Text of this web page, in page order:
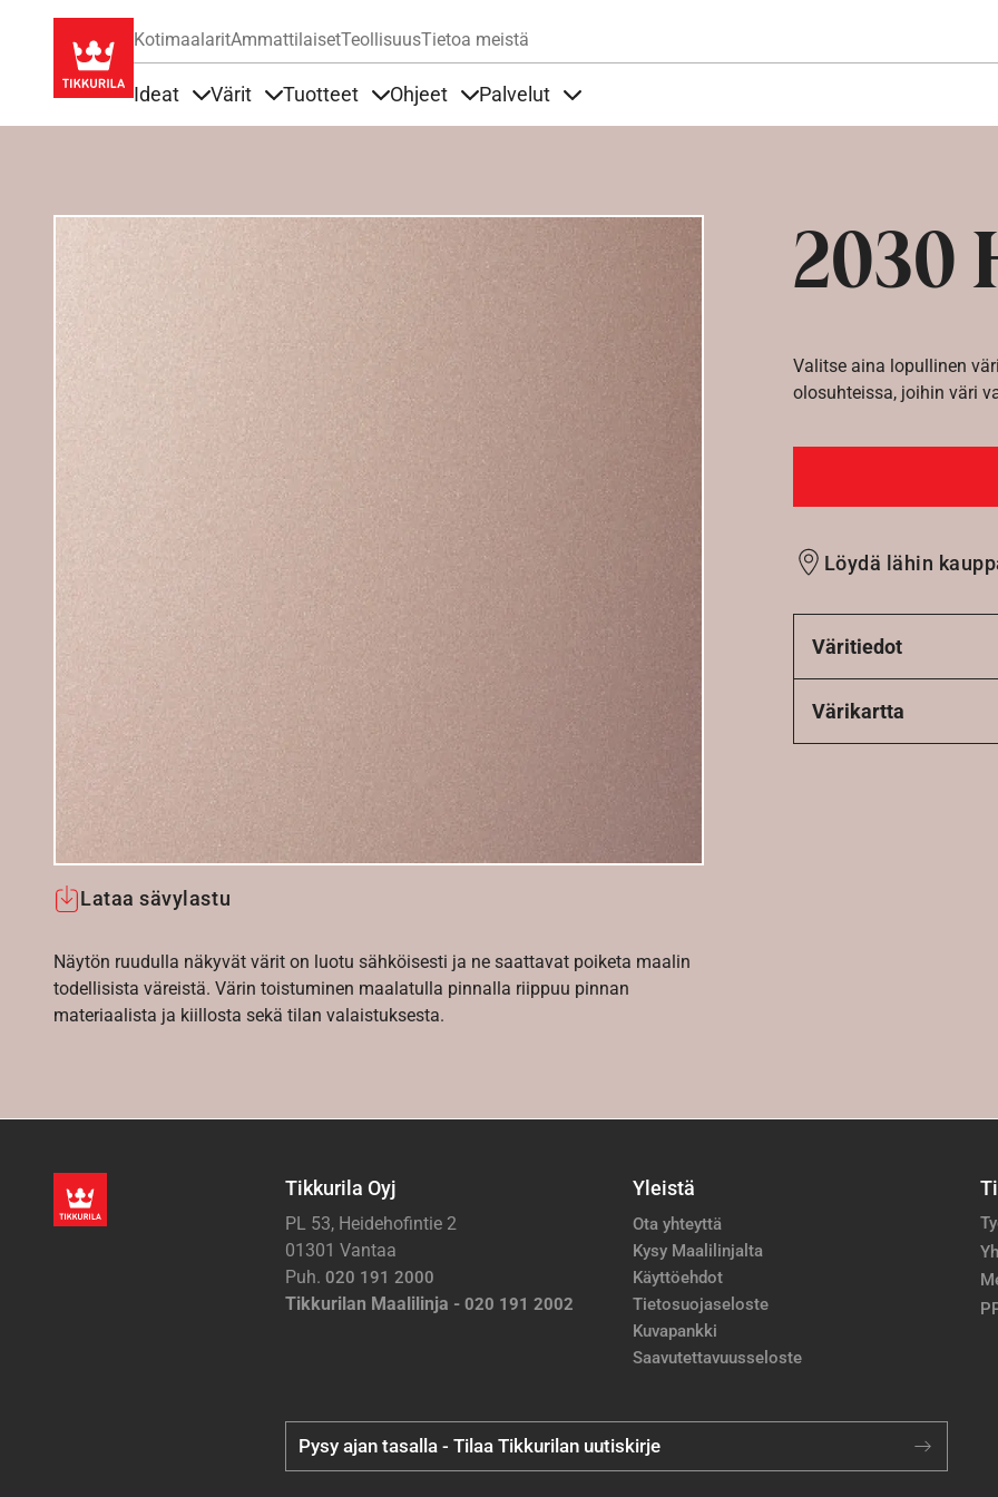
KotimaalaritAmmattilaisetTeollisuusTietoa meistä
Ideat Värit Tuotteet Ohjeet Palvelut
2030
Lataa sävylastu
Näytön ruudulla näkyvät värit on luotu sähköisesti ja ne saattavat poiketa maalin
todellisista väreistä. Värin toistuminen maalatulla pinnalla riippuu pinnan
materiaalista ja kiillosta sekä tilan valaistuksesta.
Valitse aina lopullinen
olosuhteissa, joihin väri
Löydä lähin
Väritiedot
Värikartta
Tikkurila Oyj
PL 53, Heidehofintie 2
01301 Vantaa
Puh. 020 191 2000
Tikkurilan Maalilinja - 020 191 2002
Yleistä
Ota yhteyttä
Kysy Maalilinjalta
Käyttöehdot
Tietosuojaseloste
Kuvapankki
Saavutettavuusseloste
Pysy ajan tasalla - Tilaa Tikkurilan uutiskirje